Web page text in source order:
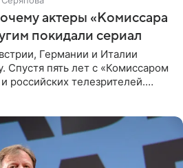
актеры «Комиссара
покидали сериал
Германии и Италии
Спустя пять лет с «Комиссаром
российских телезрителей.